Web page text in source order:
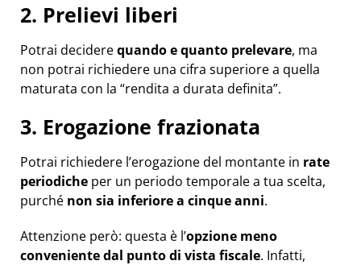
2. Prelievi liberi
Potrai deciderequando e quanto prelevare, ma
non potrai richiedere una cifra superiore a quella
maturata con la “rendita a durata definita”.
3. Erogazione frazionata
Potrai richiedere l’erogazione del montante in rate
periodiche per un periodo temporale a tua scelta,
purché non sia inferiore a cinque anni.
Attenzione però: questa è l’opzione meno
conveniente dal punto di vista fiscale. Infatti,